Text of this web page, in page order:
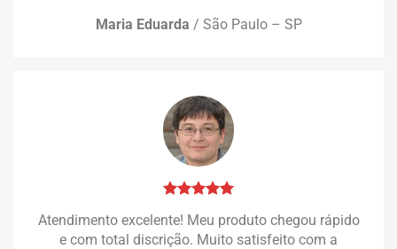
Maria Eduarda / São Paulo – SP
Atendimento excelente! Meu produto chegou rápido
e com total discrição. Muito satisfeito com a